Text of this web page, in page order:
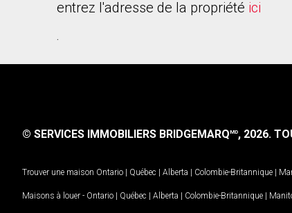
entrez l'adresse de la propriété ici
.
© SERVICES IMMOBILIERS BRIDGEMARQMD, 2026.
Trouver une maison Ontario | Québec | Alberta | Colombie-Britannique |
Maisons à louer - Ontario | Québec | Alberta | Colombie-Britannique |